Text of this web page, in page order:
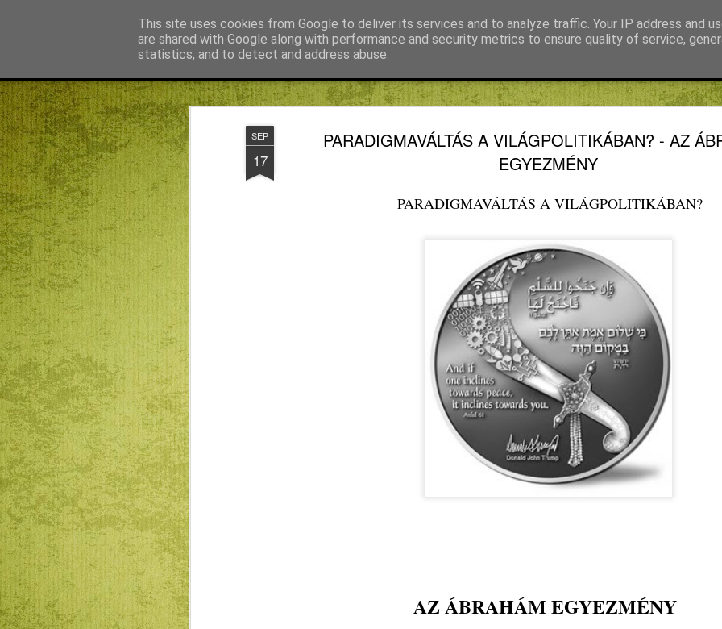
SEP
17
PARADIGMAVÁLTÁS A VILÁGPOLITIKÁBAN? - AZ
EGYEZMÉNY
PARADIGMAVÁLTÁS A VILÁGPOLITIKÁBAN?
AZ ÁBRAHÁM EGYEZMÉNY
This site uses cookies from Google to deliver its services and to analyze traffic. Your IP address and
are shared with Google along with performance and security metrics to ensure quality of service,
statistics, and to detect and address abuse.
Békefy Lajos
8
A MAGAS KÖZÉPKOR
ALACSONY DIGITÁLIS
BOSCHJA
REFORMÁTUS
Lehet, van, aki úgy véli az
közben: micsoda szellemi
szellemtörténész a
részben igaz, tehát nem
ludens-ek, játékos
kincsünk nincs is, de
tudjunk játszani. És az
esetben Isten
emberek, akik belső lelki